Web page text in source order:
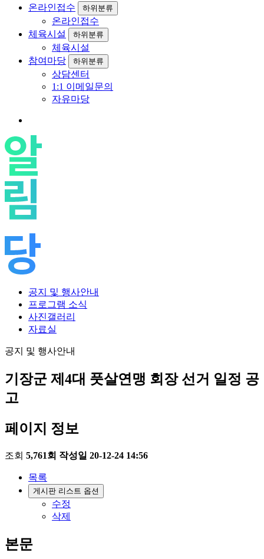
온라인접수
하위분류
온라인접수
체육시설
하위분류
체육시설
참여마당
하위분류
상담센터
1:1 이메일문의
자유마당
공지 및 행사안내
프로그램 소식
사진갤러리
자료실
공지 및 행사안내
기장군 제4대 풋살연맹 회장 선거 일정 공
고
페이지 정보
조회 5,761회 작성일 20-12-24 14:56
목록
게시판 리스트 옵션
수정
삭제
본문